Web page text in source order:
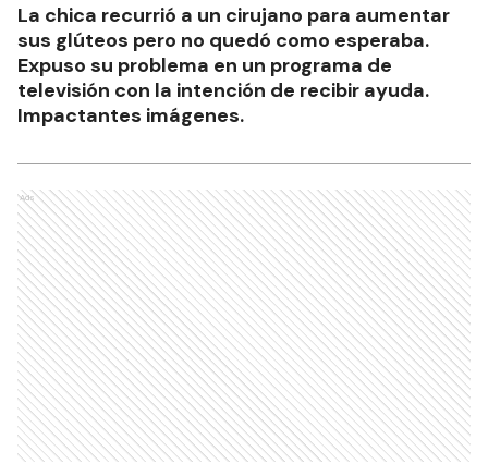
La chica recurrió a un cirujano para aumentar
sus glúteos pero no quedó como esperaba.
Expuso su problema en un programa de
televisión con la intención de recibir ayuda.
Impactantes imágenes.
Ads